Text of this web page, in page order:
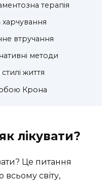
терапія
харчування
втручання
методи
життя
Крона
лікувати?
Це питання
всьому світу,